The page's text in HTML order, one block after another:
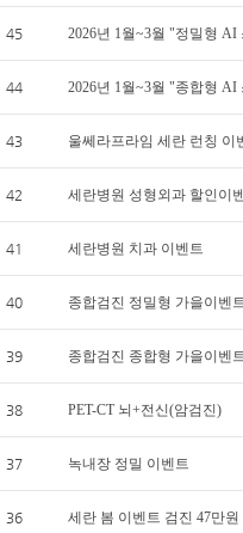
45 2026년 1월~3월 "정밀형
44 2026년 1월~3월 "종합형
43 울쎄라프라임 세란 런칭 이
42 세란병원 성형외과 할인이
41 세란병원 치과 이벤트
40 종합검진 정밀형 가을이벤
39 종합검진 종합형 가을이벤
38 PET-CT 뇌+전신(암검진)
37 녹내장 정밀 이벤트
36 세란 봄 이벤트 검진 47만원